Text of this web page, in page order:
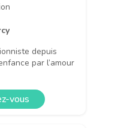
depuis
par l’amour
vous